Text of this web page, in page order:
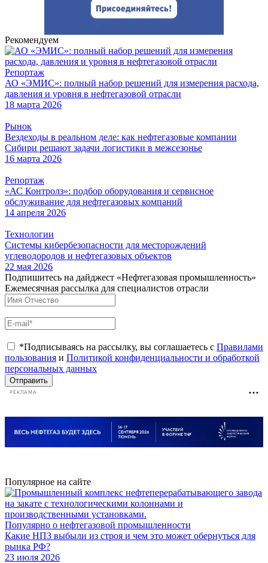
Рекомендуем
Репортаж
АО «ЭМИС»: полный набор решений для измерения расхода,
давления и уровня в нефтегазовой отрасли
18 марта 2026
Рынок
Вездеходы в реальном деле: как нефтегазовые компании
Сибири решают задачи логистики в межсезонье
16 марта 2026
Репортаж
«АС Контролз»: подбор оборудования и сервисное
обслуживание для нефтегазовых компаний
14 апреля 2026
Технологии
Системы кибербезопасности для месторождений
углеводородов и нефтегазовых объектов
22 мая 2026
Подпишитесь на дайджест «Нефтегазовая промышленность»
Ежемесячная рассылка для специалистов отрасли
*Подписываясь на рассылку, вы соглашаетесь с Правилами
пользования и Политикой конфиденциальности и обработкой
персональных данных
Отправить
РЕКЛАМА
Популярное на сайте
Популярно о нефтегазовой промышленности
Какие НПЗ выбыли из строя и чем это может обернуться для
рынка РФ?
23 июля 2026